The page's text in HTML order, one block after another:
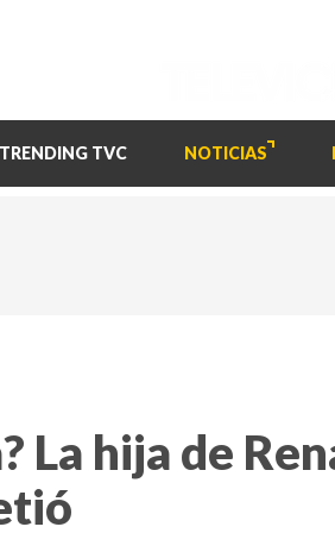
TRENDING TVC NOTICIAS
La hija de